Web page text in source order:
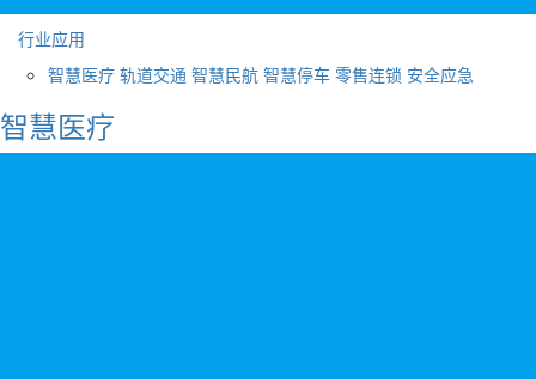
行业应用
智慧医疗 轨道交通 智慧民航 智慧停车 零售连锁 安全应急
智慧医疗